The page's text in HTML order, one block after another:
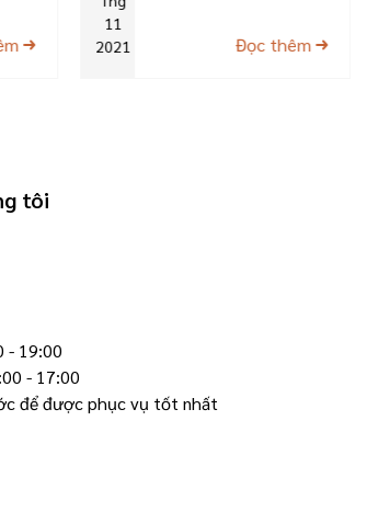
11
2021
Đọc thêm
tôi
- 19:00
- 17:00
để được phục vụ tốt nhất